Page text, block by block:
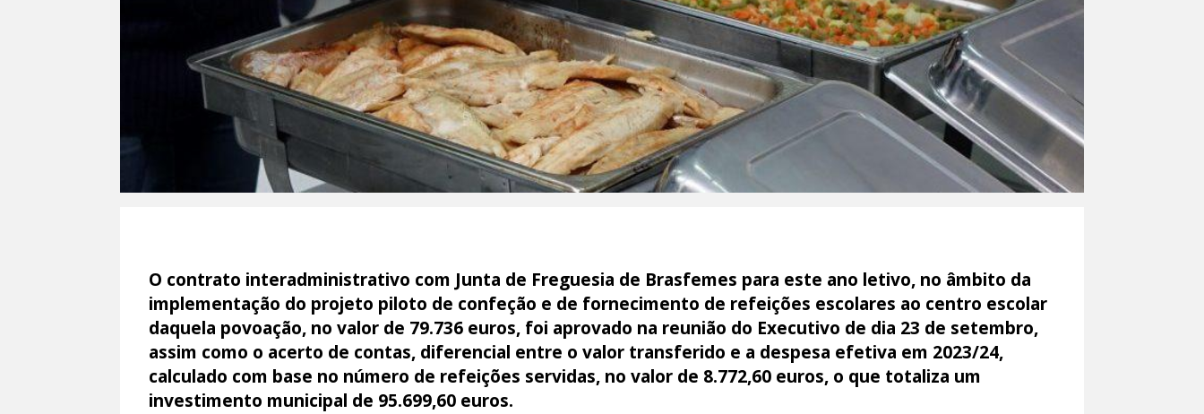
O contrato interadministrativo com Junta de Freguesia de Brasfemes para este ano letivo, no âmbito da
implementação do projeto piloto de confeção e de fornecimento de refeições escolares ao centro escolar
daquela povoação, no valor de 79.736 euros, foi aprovado na reunião do Executivo de dia 23 de setembro,
assim como o acerto de contas, diferencial entre o valor transferido e a despesa efetiva em 2023/24,
calculado com base no número de refeições servidas, no valor de 8.772,60 euros, o que totaliza um
investimento municipal de 95.699,60 euros.